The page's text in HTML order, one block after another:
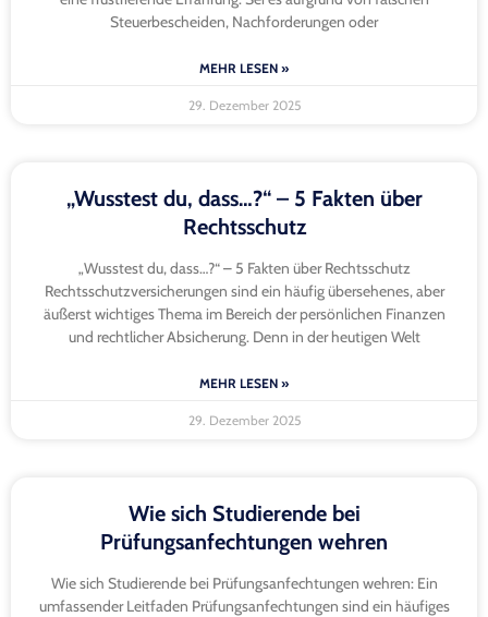
Steuerbescheiden, Nachforderungen oder
MEHR LESEN »
29. Dezember 2025
„Wusstest du, dass…?“ – 5 Fakten über
Rechtsschutz
„Wusstest du, dass…?“ – 5 Fakten über Rechtsschutz
Rechtsschutzversicherungen sind ein häufig übersehenes, aber
äußerst wichtiges Thema im Bereich der persönlichen Finanzen
und rechtlicher Absicherung. Denn in der heutigen Welt
MEHR LESEN »
29. Dezember 2025
Wie sich Studierende bei
Prüfungsanfechtungen wehren
Wie sich Studierende bei Prüfungsanfechtungen wehren: Ein
umfassender Leitfaden Prüfungsanfechtungen sind ein häufiges